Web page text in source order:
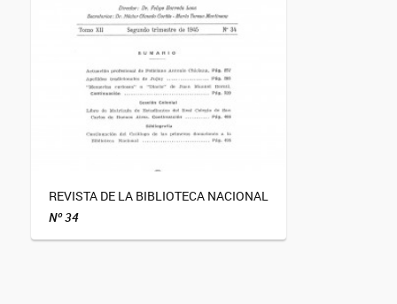
REVISTA DE LA BIBLIOTECA NACIONAL
Nº 34